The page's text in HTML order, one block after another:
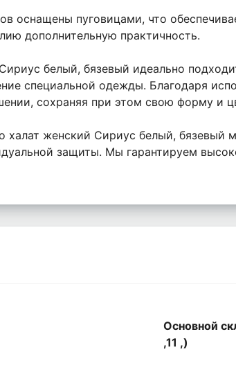
оснащены пуговицами, что
дополнительную практичность.
белый, бязевый идеально
специальной одежды. Благодаря
сохраняя при этом свою форму и
халат женский Сириус белый,
защиты. Мы гарантируем
Основной
,11 ,)